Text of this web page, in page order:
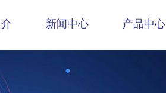
新闻中心 产品中心